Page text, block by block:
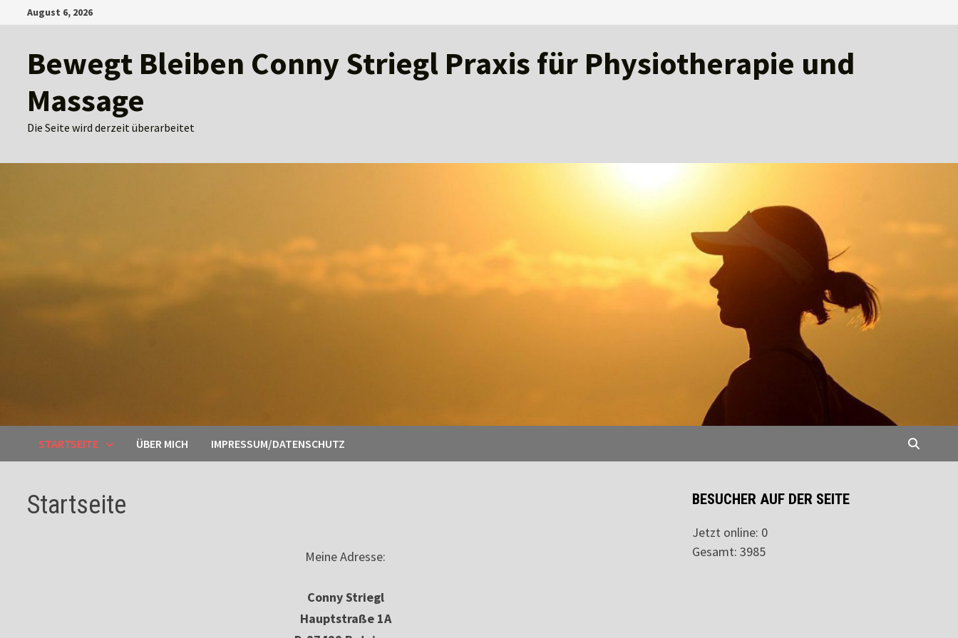
Inhalt
August 6, 2026
Bewegt Bleiben Conny Striegl Praxis für Physiotherapie und
Massage
Die Seite wird derzeit überarbeitet
STARTSEITE ÜBER MICH IMPRESSUM/DATENSCHUTZ
Startseite
Meine Adresse:
Conny Striegl
Hauptstraße 1A
BESUCHER AUF DER SEITE
Jetzt online: 0
Gesamt: 3985